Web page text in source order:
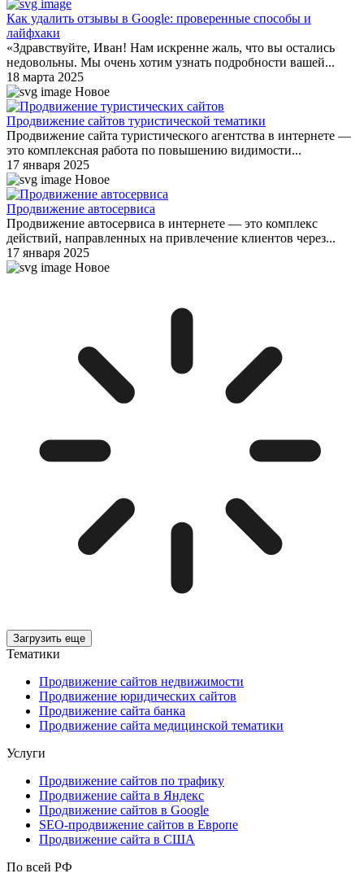
Как удалить отзывы в Google: проверенные способы и
лайфхаки
«Здравствуйте, Иван! Нам искренне жаль, что вы остались
недовольны. Мы очень хотим узнать подробности вашей...
18 марта 2025
Новое
Продвижение сайтов туристической тематики
Продвижение сайта туристического агентства в интернете —
это комплексная работа по повышению видимости...
17 января 2025
Новое
Продвижение автосервиса
Продвижение автосервиса в интернете — это комплекс
действий, направленных на привлечение клиентов через...
17 января 2025
Новое
Загрузить еще
Тематики
Продвижение сайтов недвижимости
Продвижение юридических сайтов
Продвижение сайта банка
Продвижение сайта медицинской тематики
Услуги
Продвижение сайтов по трафику
Продвижение сайта в Яндекс
Продвижение сайтов в Google
SEO-продвижение сайтов в Европе
Продвижение сайта в США
По всей РФ